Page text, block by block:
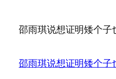
邵雨琪说想证明矮个子
邵雨琪说想证明矮个子